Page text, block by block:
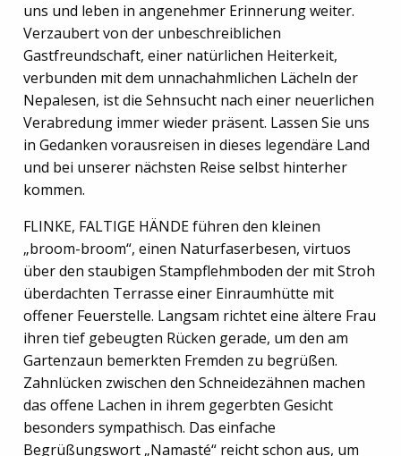
uns und leben in angenehmer Erinnerung weiter.
Verzaubert von der unbeschreiblichen
Gastfreundschaft, einer natürlichen Heiterkeit,
verbunden mit dem unnachahmlichen Lächeln der
Nepalesen, ist die Sehnsucht nach einer neuerlichen
Verabredung immer wieder präsent. Lassen Sie uns
in Gedanken vorausreisen in dieses legendäre Land
und bei unserer nächsten Reise selbst hinterher
kommen.
FLINKE, FALTIGE HÄNDE führen den kleinen
„broom-broom“, einen Naturfaserbesen, virtuos
über den staubigen Stampflehmboden der mit Stroh
überdachten Terrasse einer Einraumhütte mit
offener Feuerstelle. Langsam richtet eine ältere Frau
ihren tief gebeugten Rücken gerade, um den am
Gartenzaun bemerkten Fremden zu begrüßen.
Zahnlücken zwischen den Schneidezähnen machen
das offene Lachen in ihrem gegerbten Gesicht
besonders sympathisch. Das einfache
Begrüßungswort „Namasté“ reicht schon aus, um